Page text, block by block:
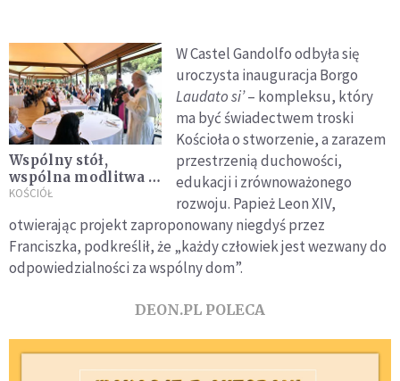
Wspólny stół,
wspólna modlitwa –
Leon XIV z ubogimi
KOŚCIÓŁ
W Castel Gandolfo odbyła się
uroczysta inauguracja Borgo
Laudato si’– kompleksu, który
ma być świadectwem troski
Kościoła o stworzenie, a zarazem
przestrzenią duchowości,
edukacji i zrównoważonego
rozwoju. Papież Leon XIV,
otwierając projekt zaproponowany niegdyś przez
Franciszka, podkreślił, że „każdy człowiek jest wezwany do
odpowiedzialności za wspólny dom”.
DEON.PL POLECA